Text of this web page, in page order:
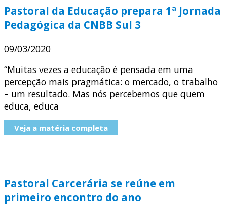
Pastoral da Educação prepara 1ª Jornada
Pedagógica da CNBB Sul 3
09/03/2020
“Muitas vezes a educação é pensada em uma
percepção mais pragmática: o mercado, o trabalho
– um resultado. Mas nós percebemos que quem
educa, educa
Veja a matéria completa
Pastoral Carcerária se reúne em
primeiro encontro do ano